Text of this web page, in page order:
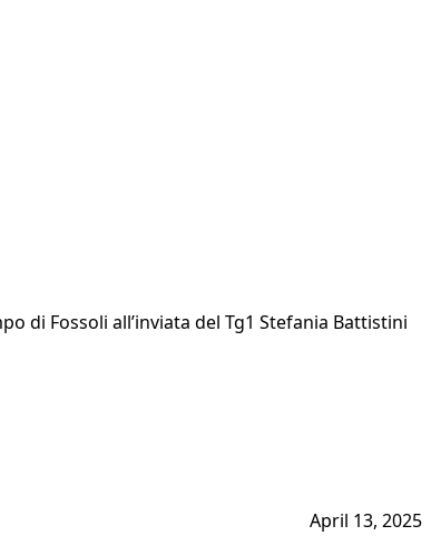
di Fossoli all’inviata del Tg1 Stefania Battistini
April 13, 2025